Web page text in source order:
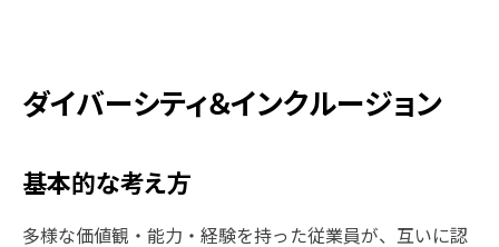
ダイバーシティ＆インクルージョン
基本的な考え方
多様な価値観・能力・経験を持った従業員が、互いに認